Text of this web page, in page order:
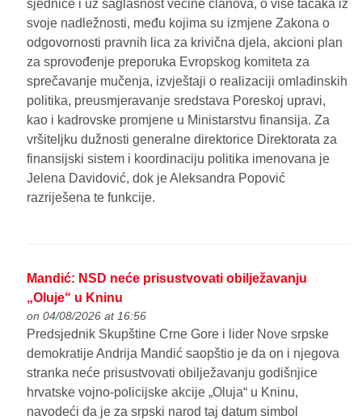
sjednice i uz saglasnost većine članova, o više tačaka iz
svoje nadležnosti, među kojima su izmjene Zakona o
odgovornosti pravnih lica za krivična djela, akcioni plan
za sprovođenje preporuka Evropskog komiteta za
sprečavanje mučenja, izvještaji o realizaciji omladinskih
politika, preusmjeravanje sredstava Poreskoj upravi,
kao i kadrovske promjene u Ministarstvu finansija. Za
vršiteljku dužnosti generalne direktorice Direktorata za
finansijski sistem i koordinaciju politika imenovana je
Jelena Davidović, dok je Aleksandra Popović
razriješena te funkcije.
Mandić: NSD neće prisustvovati obilježavanju
„Oluje“ u Kninu
on 04/08/2026 at 16:56
Predsjednik Skupštine Crne Gore i lider Nove srpske
demokratije Andrija Mandić saopštio je da on i njegova
stranka neće prisustvovati obilježavanju godišnjice
hrvatske vojno-policijske akcije „Oluja“ u Kninu,
navodeći da je za srpski narod taj datum simbol